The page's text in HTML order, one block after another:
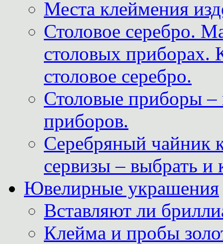
Места клеймения
Столовое серебро.
столовых приборах.
столовое серебро.
Столовые приборы –
приборов.
Серебряный чайник
сервизы – выбрать и
Ювелирные украшения
Вставляют ли
Клейма и пробы